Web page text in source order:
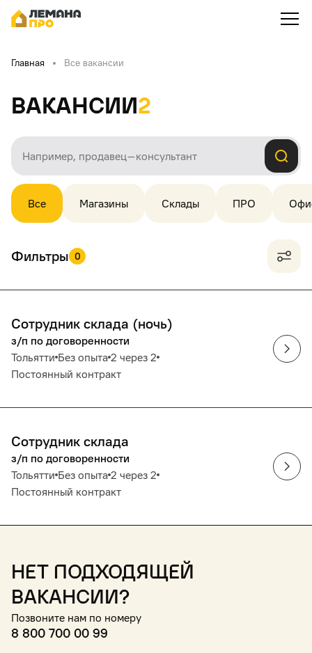
Главная Все вакансии
Вакансии2
Все Магазины Склады ПРО
Фильтры 0
Сотрудник склада (ночь)
з/п по договоренности
Тольятти Без опыта 2 через 2
Постоянный контракт
Сотрудник склада
з/п по договоренности
Тольятти Без опыта 2 через 2
Постоянный контракт
Нет подходящей
вакансии?
Позвоните нам по номеру
8 800 700 00 99